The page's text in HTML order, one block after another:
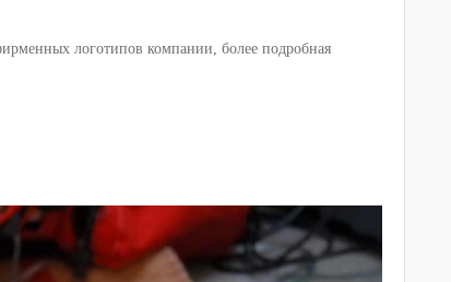
логотипов компании, более подробная